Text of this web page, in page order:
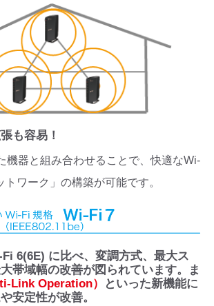
も容易！
機器と組み合わせることで、快適なWi-
トワーク」の構築が可能です。
6(6E) に比べ、変調方式、最大ス
大帯域幅の改善が図られています。ま
Link Operation）
といった新機能に
安定性が改善。